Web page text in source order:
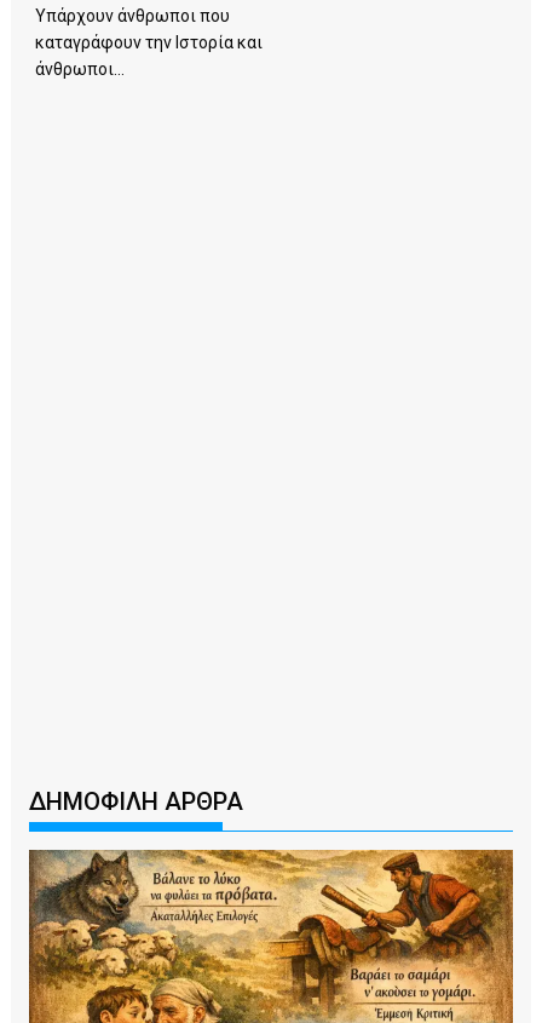
Υπάρχουν άνθρωποι που
καταγράφουν την Ιστορία και
άνθρωποι...
ΔΗΜΟΦΙΛΗ ΑΡΘΡΑ